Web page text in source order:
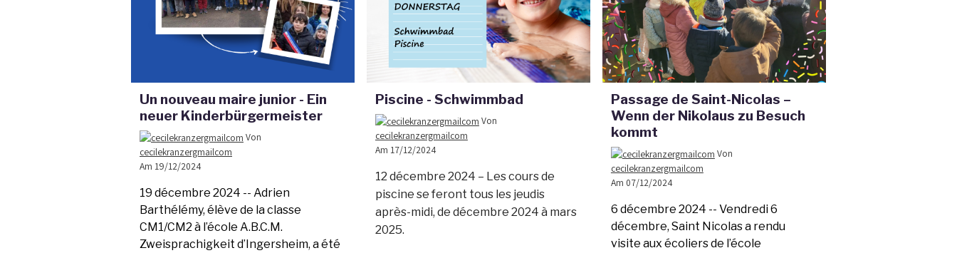
Un nouveau maire junior - Ein
neuer Kinderbürgermeister
Von
cecilekranzergmailcom
Am 19/12/2024
19 décembre 2024 -- Adrien
Barthélémy, élève de la classe
CM1/CM2 à l’école A.B.C.M.
Zweisprachigkeit d’Ingersheim, a été
Piscine - Schwimmbad
Von
cecilekranzergmailcom
Am 17/12/2024
12 décembre 2024 – Les cours de
piscine se feront tous les jeudis
après-midi, de décembre 2024 à mars
2025.
Passage de Saint-Nicolas –
Wenn der Nikolaus zu Besuch
kommt
Von
cecilekranzergmailcom
Am 07/12/2024
6 décembre 2024 -- Vendredi 6
décembre, Saint Nicolas a rendu
visite aux écoliers de l’école